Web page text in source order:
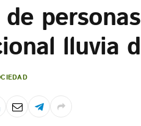
lluvia